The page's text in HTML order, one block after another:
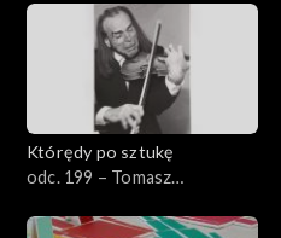
Którędy po sztukę
odc. 199 – Tomasz